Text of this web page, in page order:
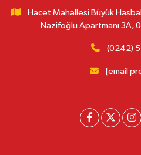
Hacet Mahallesi Büyük
Nazifoğlu Apartmanı 3A,
(0242)
[email